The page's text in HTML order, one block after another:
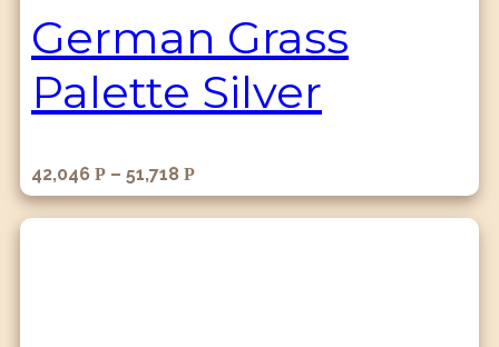
German Grass
Palette Silver
42,046 Р – 51,718 Р